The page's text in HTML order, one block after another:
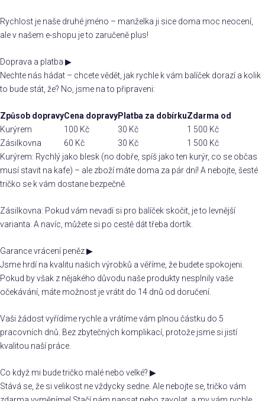
Rychlost je naše druhé jméno – manželka ji sice doma moc neocení,
ale v našem e-shopu je to zaručeně plus!
Doprava a platba ▶
Nechte nás hádat – chcete vědět, jak rychle k vám balíček dorazí a kolik
to bude stát, že? No, jsme na to připraveni:
Způsob dopravyCena dopravyPlatba za dobírkuZdarma od
Kurýrem
100 Kč 30 Kč
1 500 Kč
Zásilkovna
60 Kč 30 Kč
1 500 Kč
Kurýrem: Rychlý jako blesk (no dobře, spíš jako ten kurýr, co se občas
musí stavit na kafe) – ale zboží máte doma za pár dní! A nebojte, šesté
tričko se k vám dostane bezpečně.
Zásilkovna: Pokud vám nevadí si pro balíček skočit, je to levnější
varianta. A navíc, můžete si po cestě dát třeba dortík.
Garance vrácení peněz▶
Jsme hrdí na kvalitu našich výrobků a věříme, že budete spokojeni.
Pokud by však z nějakého důvodu naše produkty nesplnily vaše
očekávání, máte možnost je vrátit do 14 dnů od doručení.
Vaši žádost vyřídíme rychle a vrátíme vám plnou částku do 5
pracovních dnů. Bez zbytečných komplikací, protože jsme si jistí
kvalitou naší práce.
Co když mi bude tričko malé nebo velké? ▶
Stává se, že si velikost ne vždycky sedne. Ale nebojte se, tričko vám